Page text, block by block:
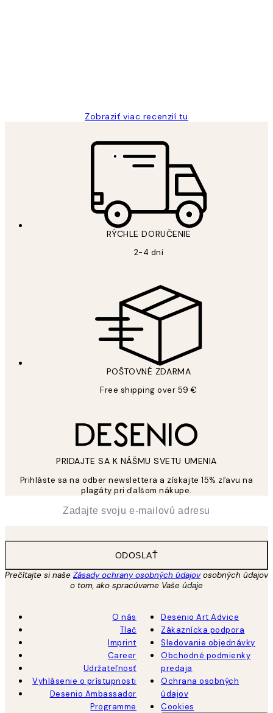
Zobraziť viac recenzií tu
RÝCHLE DORUČENIE
2-4 dní
POŠTOVNÉ ZDARMA
Free shipping over 59 €
PRIDAJTE SA K NÁŠMU SVETU UMENIA
Prihláste sa na odber newslettera a získajte 15% zľavu na
plagáty pri ďalšom nákupe.
ODOSLAŤ
Prečítajte si naše Zásady ochrany osobných údajovosobných údajov
o tom, ako spracúvame Vaše údaje
O nás
Tlač
Imprint
Career
Udržateľnosť
Vyhlásenie o prístupnosti
Desenio Ambassador
Programme
Desenio Art Advice
Zákaznícka podpora
Sledovanie objednávky
Obchodné podmienky
predaja
Ochrana osobných
údajov
Cookies